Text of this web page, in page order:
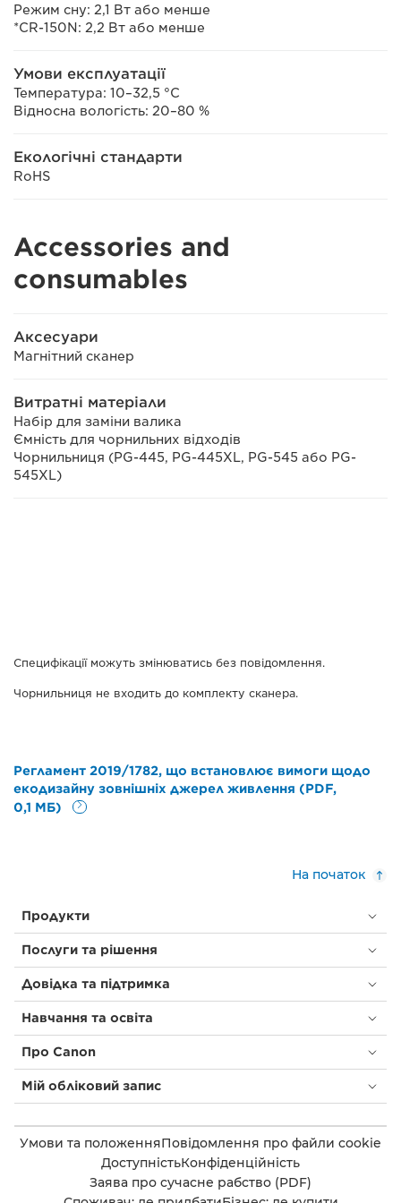
Режим сну: 2,1 Вт або менше
*CR-150N: 2,2 Вт або менше
Умови експлуатації
Температура: 10–32,5 °C
Відносна вологість: 20–80 %
Екологічні стандарти
RoHS
Accessories and
consumables
Аксесуари
Магнітний сканер
Витратні матеріали
Набір для заміни валика
Ємність для чорнильних відходів
Чорнильниця (PG-445, PG-445XL, PG-545 або PG-
545XL)
Специфікації можуть змінюватись без повідомлення.
Чорнильниця не входить до комплекту сканера.
Регламент 2019/1782, що встановлює вимоги щодо
екодизайну зовнішніх джерел живлення (PDF,
0,1 МБ)
На початок
Продукти
Послуги та рішення
Довідка та підтримка
Навчання та освіта
Про Canon
Мій обліковий запис
Умови та положенняПовідомлення про файли cookie
ДоступністьКонфіденційність
Заява про сучасне рабство (PDF)